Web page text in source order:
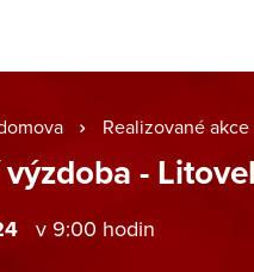
Realizované akce
- Litovel
v 9:00 hodin